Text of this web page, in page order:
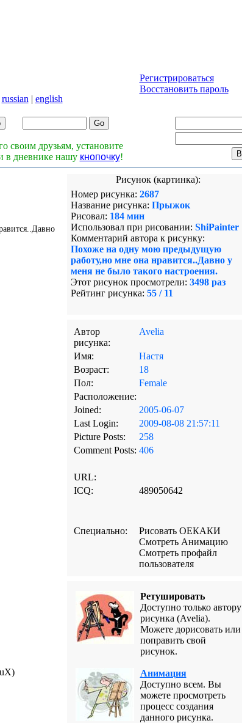
russian | english
Регистрироваться
Восстановить пароль
своим друзьям, установите
в дневнике нашу кнопочку!
Рисунок (картинка):
Номер рисунка: 2687
Название рисунка: Прыжок
Рисовал: 184 мин
Использовал при рисовании: ShiPainter
Комментарий автора к рисунку:
Похоже на одну мою предыдущую
работу,но мне она нравится..Давно у
меня не было такого настроения.
Этот рисунок просмотрели: 3498 раз
Рейтинг рисунка: 55 / 11
Автор
рисунка:
Avelia
Имя:
Настя
Возраст:
18
Пол:
Female
Расположение:
Joined:
2005-06-07
Last Login:
2009-08-08 21:57:11
Picture Posts:
258
Comment Posts: 406
URL:
ICQ:
489050642
Специально:
Рисовать ОЕКАКИ
Смотреть Анимацию
Смотреть профайл
пользователя
Ретушировать
Доступно только автору
рисунка (Avelia).
Можете дорисовать или
поправить свой
рисунок.
Анимация
Доступно всем. Вы
можете просмотреть
процесс создания
данного рисунка.